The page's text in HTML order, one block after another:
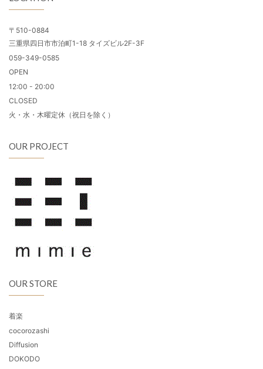
〒510-0884
三重県四日市市泊町1-18 タイズビル2F-3F
059-349-0585
OPEN
12:00 - 20:00
CLOSED
火・水・木曜定休（祝日を除く）
OUR PROJECT
OUR STORE
着楽
cocorozashi
Diffusion
DOKODO